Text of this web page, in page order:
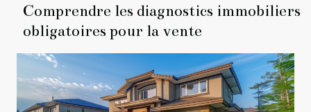
Comprendre les diagnostics immobiliers
obligatoires pour la vente